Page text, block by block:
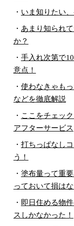
・ いま知りたい
・ あまり知られ
か？
・ 手入れ次第で
意点！
・ 使わなきゃも
などを徹底解説
・ ここをチェッ
アフターサービス
・ 打ちっぱなし
う！
・ 塗布量って重
っておいて損はな
・ 即日住める物
スしかなかった！